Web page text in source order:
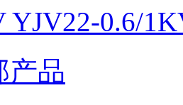
YJV22-0.6/
产品